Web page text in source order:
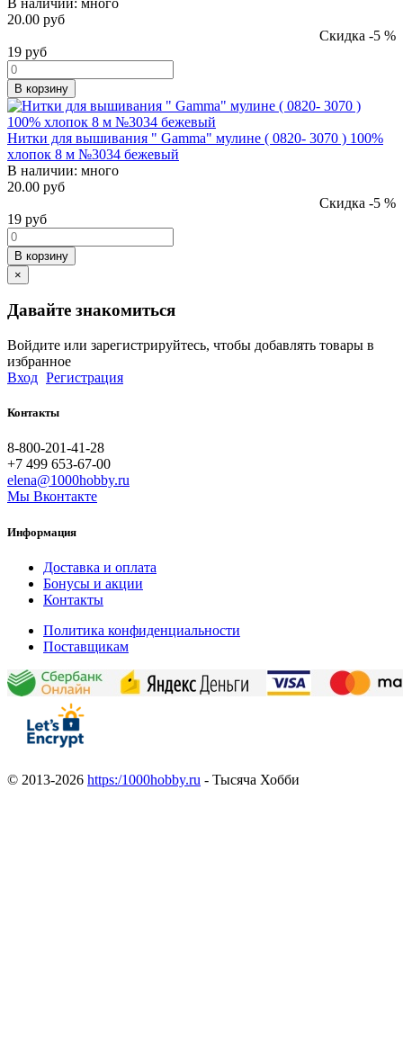
20.00 руб
Скидка -5 %
19 руб
В корзину
Нитки для вышивания " Gamma" мулине ( 0820- 3070 ) 100%
хлопок 8 м №3034 бежевый
В наличии: много
20.00 руб
Скидка -5 %
19 руб
В корзину
×
Давайте знакомиться
Войдите или зарегистрируйтесь, чтобы добавлять товары в
избранное
Вход Регистрация
Контакты
8-800-201-41-28
+7 499 653-67-00
elena@1000hobby.ru
Мы Вконтакте
Информация
Доставка и оплата
Бонусы и акции
Контакты
Политика конфиденциальности
Поставщикам
© 2013-2026 https:/1000hobby.ru - Тысяча Хобби